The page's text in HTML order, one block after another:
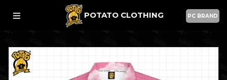
POTATO CLOTHING PC BRAND